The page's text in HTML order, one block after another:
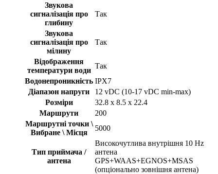
Звукова
сигналізація про
глибину
Так
Звукова
сигналізація про
мілину
Так
Відображення
температури води
Так
Водонепроникність IPX7
Діапазон напруги
12 vDC (10-17 vDC min-max)
Розміри
32.8 x 8.5 х 22.4
Маршрути
200
Маршрутні точки \
Вибране \ Місця
5000
Тип приймача /
антена
Високочутлива внутрішня 10 Hz
антена
GPS+WAAS+EGNOS+MSAS
(опціонально зовнішня антена)